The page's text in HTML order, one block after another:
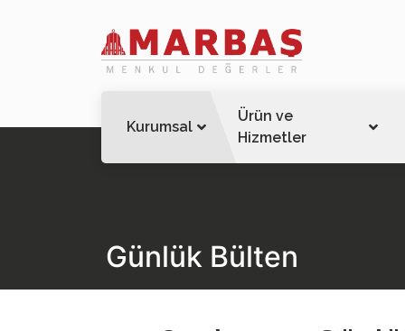
Kurumsal
Ürün ve
Hizmetler
Günlük Bülten